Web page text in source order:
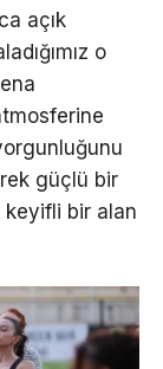
açık
o
güçlü bir
keyifli bir alan